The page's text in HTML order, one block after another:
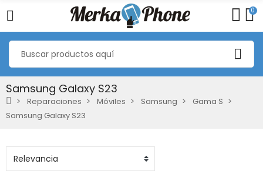
0
Samsung Galaxy S23
Reparaciones Móviles Samsung
Gama S
Samsung Galaxy S23